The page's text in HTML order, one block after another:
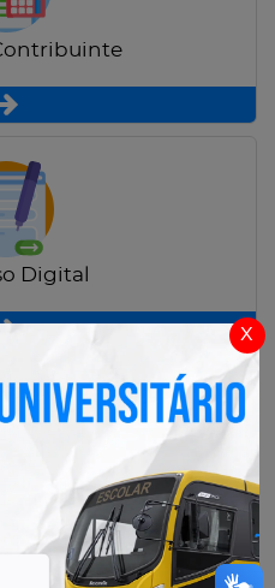
x
Digital
Pública